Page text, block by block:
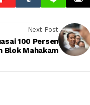
Next Post
100 Persen
Blok Mahakam